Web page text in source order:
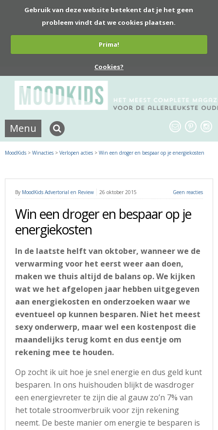
Gebruik van deze website betekent dat je het geen
probleem vindt dat we cookies plaatsen.
Prima!
Cookies?
Menu
MoodKids > Winacties > Verlopen acties > Win een droger en bespaar op je energiekosten
By MoodKids Advertorial en Review 26 oktober 2015 Geen reacties
Win een droger en bespaar op je
energiekosten
In de laatste helft van oktober, wanneer we de
verwarming voor het eerst weer aan doen,
maken we thuis altijd de balans op. We kijken
wat we het afgelopen jaar hebben uitgegeven
aan energiekosten en onderzoeken waar we
eventueel op kunnen besparen. Niet het meest
sexy onderwerp, maar wel een kostenpost die
maandelijks terug komt en dus eentje om
rekening mee te houden.
Op zocht ik uit hoe je snel energie en dus geld kunt
besparen. In ons huishouden blijkt de wasdroger
een energievreter te zijn die al gauw zo’n 7% van
het totale stroomverbruik voor zijn rekening
neemt. De beste manier om energie te besparen is